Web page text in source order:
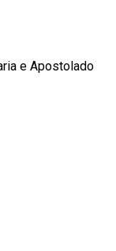
e Apostolado